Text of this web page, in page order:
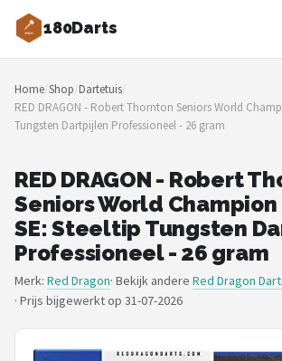
180Darts
Zoeken
NAVIGATIE
Shop
Merken
Blog
Dartspelers
Toernooien
Spelregels
Home/Shop/Dartetuis/
RED DRAGON - Robert Thornton Seniors World
Tungsten Dartpijlen Professioneel - 26 gram
RED DRAGON - Robert
Seniors World
SE: Steeltip Tungsten
Professioneel - 26 gram
Merk: Red Dragon· Bekijk andere Red Dragon
· Prijs bijgewerkt op 31-07-2026